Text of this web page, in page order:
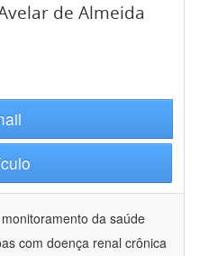
de Almeida
da saúde
com doença renal crônica